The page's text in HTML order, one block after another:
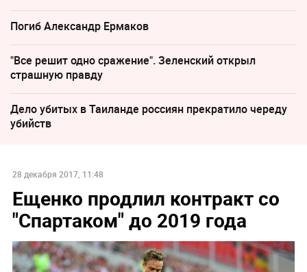
Погиб Александр Ермаков
"Все решит одно сражение". Зеленский открыл
страшную правду
Дело убитых в Таиланде россиян прекратило череду
убийств
28 декабря 2017, 11:48
Ещенко продлил контракт со
"Спартаком" до 2019 года